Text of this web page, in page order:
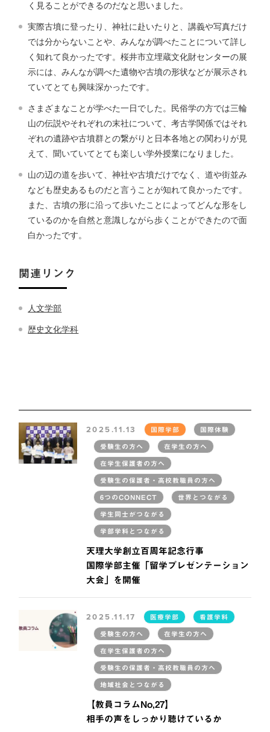
く見ることができるのだなと思いました。
実際古墳に登ったり、神社に赴いたりと、講義や写真だけ
では分からないことや、みんなが調べたことについて詳し
く知れて良かったです。桜井市立埋蔵文化財センターの展
示には、みんなが調べた遺物や古墳の形状などが展示され
ていてとても興味深かったです。
さまざまなことが学べた一日でした。民俗学の方では三輪
山の伝説やそれぞれの末社について、考古学関係ではそれ
ぞれの遺跡や古墳群との繋がりと日本各地との関わりが見
えて、聞いていてとても楽しい学外授業になりました。
山の辺の道を歩いて、神社や古墳だけでなく、道や街並み
なども歴史あるものだと言うことが知れて良かったです。
また、古墳の形に沿って歩いたことによってどんな形をし
ているのかを自然と意識しながら歩くことができたので面
白かったです。
関連リンク
人文学部
歴史文化学科
2025.11.13 国際学部 国際体験
受験生の方へ 在学生の方へ
在学生保護者の方へ
受験生の保護者・高校教職員の方へ
6つのCONNECT 世界とつながる
学生同士がつながる
学部学科とつながる
天理大学創立百周年記念行事
国際学部主催「留学プレゼンテーション
大会」を開催
2025.11.17 医療学部 看護学科
受験生の方へ 在学生の方へ
在学生保護者の方へ
受験生の保護者・高校教職員の方へ
地域社会とつながる
【教員コラムNo,27】
相手の声をしっかり聴けているか